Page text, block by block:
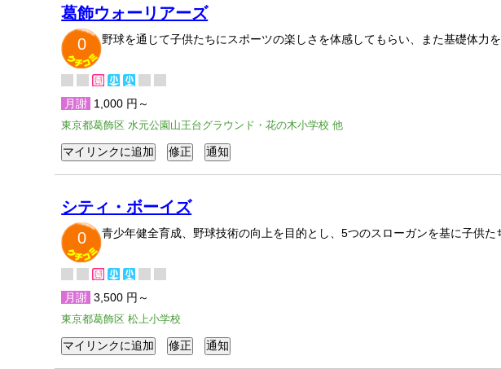
葛飾ウォーリアーズ
0
野球を通じて子供たちにスポーツの楽しさを体感してもらい、また基礎体力
月謝 1,000 円～
東京都葛飾区 水元公園山王台グラウンド・花の木小学校 他
シティ・ボーイズ
0
青少年健全育成、野球技術の向上を目的とし、5つのスローガンを基に子供
月謝 3,500 円～
東京都葛飾区 松上小学校